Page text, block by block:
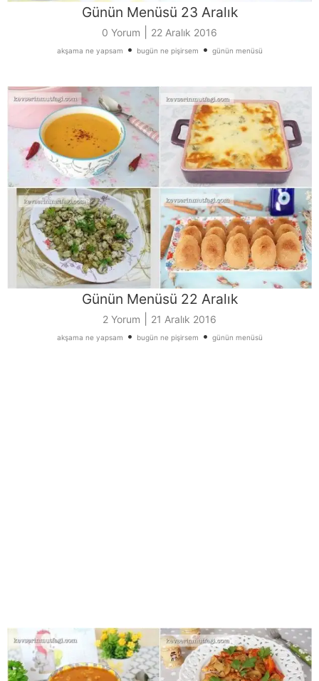
Günün Menüsü 23 Aralık
0 Yorum 22 Aralık 2016
akşama ne yapsam • bugün ne pişirsem • günün menüsü
Günün Menüsü 22 Aralık
2 Yorum 21 Aralık 2016
akşama ne yapsam • bugün ne pişirsem • günün menüsü